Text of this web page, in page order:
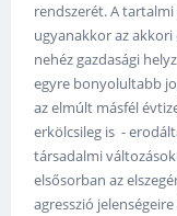
rendszerét. A
ugyanakkor az
nehéz gazdasági
egyre bonyolultabb
az elmúlt másfél
erkölcsileg is -
társadalmi
elsősorban az
agresszió